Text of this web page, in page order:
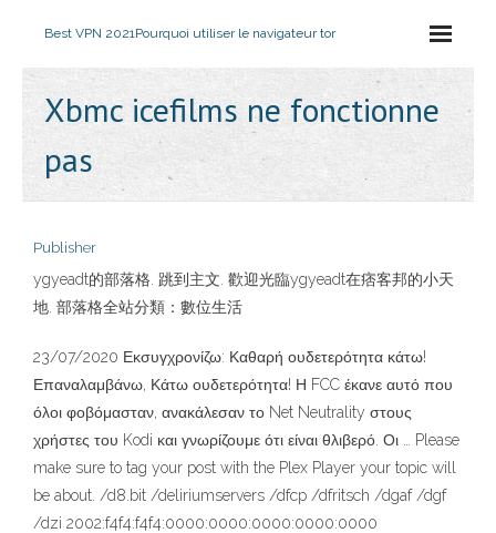
Best VPN 2021Pourquoi utiliser le navigateur tor
Xbmc icefilms ne fonctionne
pas
Publisher
ygyeadt的部落格. 跳到主文. 歡迎光臨ygyeadt在痞客邦的小天
地. 部落格全站分類：數位生活
23/07/2020 Εκσυγχρονίζω: Καθαρή ουδετερότητα κάτω!
Επαναλαμβάνω, Κάτω ουδετερότητα! Η FCC έκανε αυτό που
όλοι φοβόμασταν, ανακάλεσαν το Net Neutrality στους
χρήστες του Kodi και γνωρίζουμε ότι είναι θλιβερό. Οι … Please
make sure to tag your post with the Plex Player your topic will
be about. /d8.bit /deliriumservers /dfcp /dfritsch /dgaf /dgf
/dzi 2002:f4f4:f4f4:0000:0000:0000:0000:0000